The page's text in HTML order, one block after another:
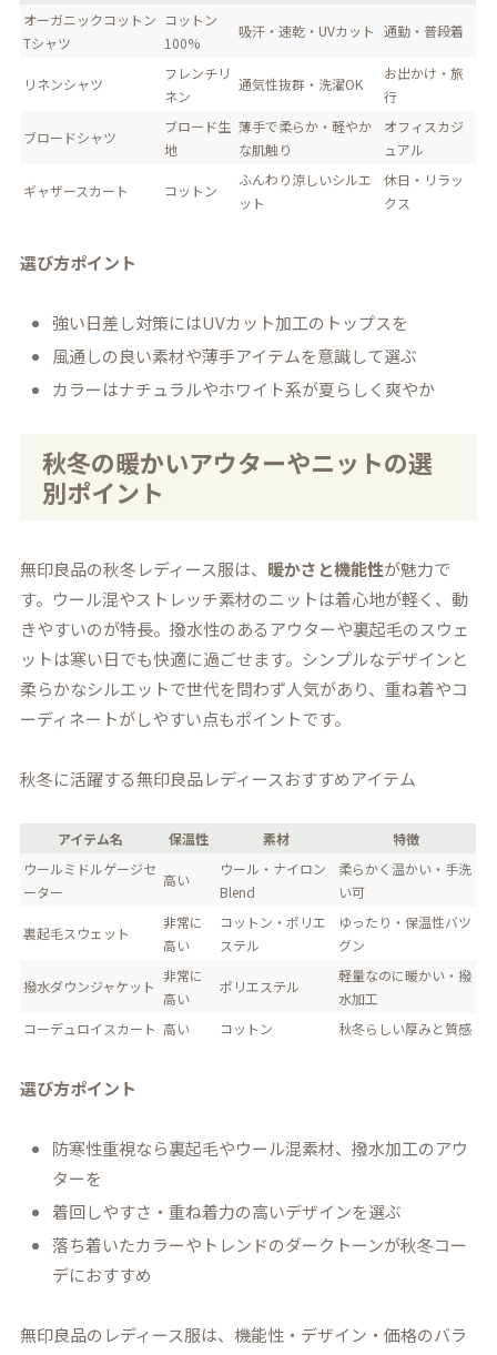
オーガニックコットン
Tシャツ
コットン
100%
吸汗・速乾・UVカット 通勤・普段着
リネンシャツ
フレンチリ
ネン
通気性抜群・洗濯OK
お出かけ・旅
行
ブロードシャツ
ブロード生
地
薄手で柔らか・軽やか
な肌触り
オフィスカジ
ュアル
ギャザースカート コットン
ふんわり涼しいシルエ
ット
休日・リラッ
クス
選び方ポイント
強い日差し対策にはUVカット加工のトップスを
風通しの良い素材や薄手アイテムを意識して選ぶ
カラーはナチュラルやホワイト系が夏らしく爽やか
秋冬の暖かいアウターやニットの選
別ポイント
無印良品の秋冬レディース服は、 暖かさと機能性が魅力で
す。ウール混やストレッチ素材のニットは着心地が軽く、動
きやすいのが特長。撥水性のあるアウターや裏起毛のスウェ
ットは寒い日でも快適に過ごせます。シンプルなデザインと
柔らかなシルエットで世代を問わず人気があり、重ね着やコ
ーディネートがしやすい点もポイントです。
秋冬に活躍する無印良品レディースおすすめアイテム
アイテム名 保温性 素材
特徴
ウールミドルゲージセ
ーター
高い
ウール・ナイロン
Blend
柔らかく温かい・手洗
い可
裏起毛スウェット
非常に
高い
コットン・ポリエ
ステル
ゆったり・保温性バツ
グン
撥水ダウンジャケット
非常に
高い
ポリエステル
軽量なのに暖かい・撥
水加工
コーデュロイスカート 高い コットン 秋冬らしい厚みと質感
選び方ポイント
防寒性重視なら裏起毛やウール混素材、撥水加工のアウ
ターを
着回しやすさ・重ね着力の高いデザインを選ぶ
落ち着いたカラーやトレンドのダークトーンが秋冬コー
デにおすすめ
無印良品のレディース服は、機能性・デザイン・価格のバラ